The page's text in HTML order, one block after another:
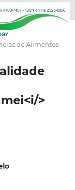
de Alimentos
>